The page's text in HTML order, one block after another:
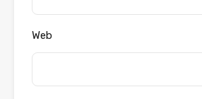
Web